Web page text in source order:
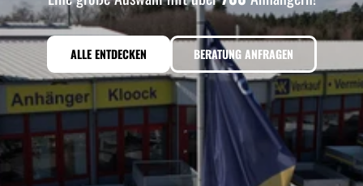
ALLE ENTDECKEN BERATUNG ANFRAGEN